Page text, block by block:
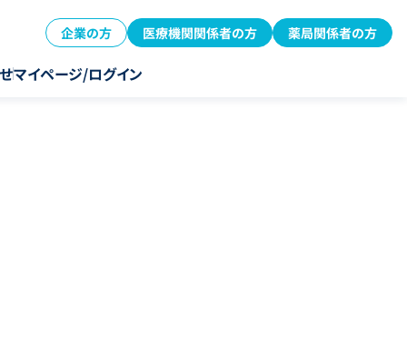
企業の方 医療機関関係者の方 薬局関係者の方
マイページ/ログイン